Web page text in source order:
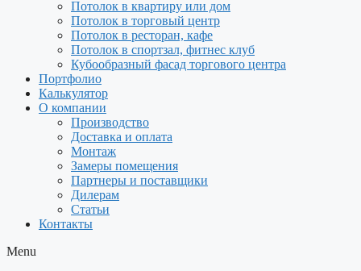
Потолок в квартиру или дом
Потолок в торговый центр
Потолок в ресторан, кафе
Потолок в спортзал, фитнес клуб
Кубообразный фасад торгового центра
Портфолио
Калькулятор
О компании
Производство
Доставка и оплата
Монтаж
Замеры помещения
Партнеры и поставщики
Дилерам
Статьи
Контакты
Menu